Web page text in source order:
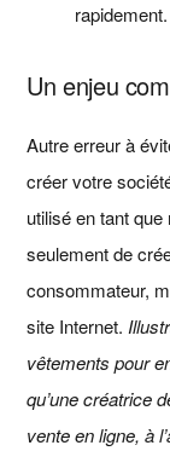
rapidement.
Un enjeu
Autre erreur à
créer votre
utilisé en tant
seulement de
consommateur,
site Internet.
vêtements pour
qu’une créatrice
vente en ligne, à